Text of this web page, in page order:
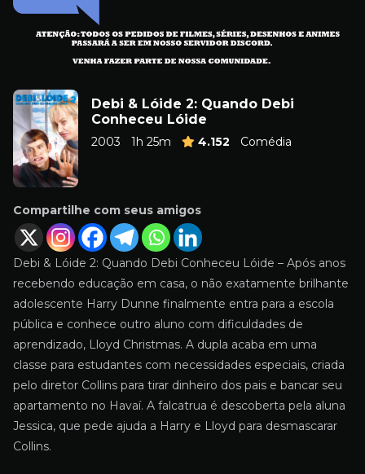
Debi & Lóide 2: Quando Debi
Conheceu Lóide
2003 1h 25m 4.152 Comédia
Compartilhe com seus amigos
Debi & Lóide 2: Quando Debi Conheceu Lóide – Após anos
recebendo educação em casa, o não exatamente brilhante
adolescente Harry Dunne finalmente entra para a escola
pública e conhece outro aluno com dificuldades de
aprendizado, Lloyd Christmas. A dupla acaba em uma
classe para estudantes com necessidades especiais, criada
pelo diretor Collins para tirar dinheiro dos pais e bancar seu
apartamento no Havaí. A falcatrua é descoberta pela aluna
Jessica, que pede ajuda a Harry e Lloyd para desmascarar
Collins.